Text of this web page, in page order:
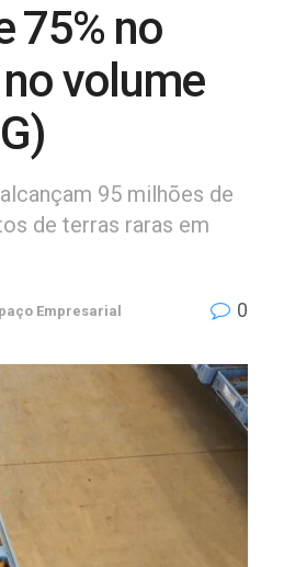
75% no
volume
95 milhões de
de terras raras em
Empresarial 0